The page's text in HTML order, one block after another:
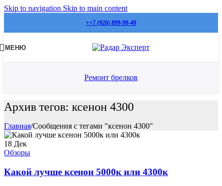
Skip to navigation Skip to main content
++7 (926) 899-99-49
МЕНЮ
Ремонт брелков
Архив тегов: ксенон 4300
Главная/Сообщения с тегами "ксенон 4300"
18 Дек
Обзоры
Какой лучше ксенон 5000к или 4300к